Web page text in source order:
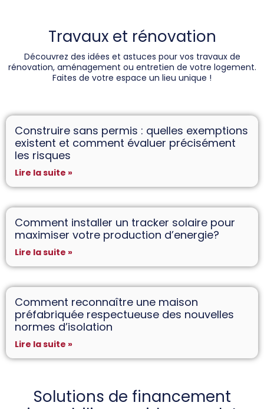
Travaux et rénovation
Découvrez des idées et astuces pour vos travaux de
rénovation, aménagement ou entretien de votre logement.
Faites de votre espace un lieu unique !
Construire sans permis : quelles exemptions
existent et comment évaluer précisément
les risques
Lire la suite »
Comment installer un tracker solaire pour
maximiser votre production d’energie?
Lire la suite »
Comment reconnaître une maison
préfabriquée respectueuse des nouvelles
normes d’isolation
Lire la suite »
Solutions de financement